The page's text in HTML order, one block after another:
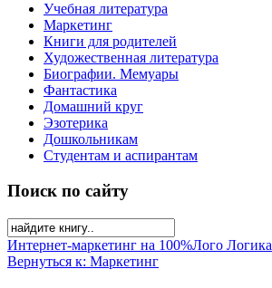
Учебная литература
Маркетинг
Книги для родителей
Художественная литература
Биографии. Мемуары
Фантастика
Домашний круг
Эзотерика
Дошкольникам
Студентам и аспирантам
Поиск по сайту
Интернет-маркетинг на 100%Лого Логика
Вернуться к: Маркетинг